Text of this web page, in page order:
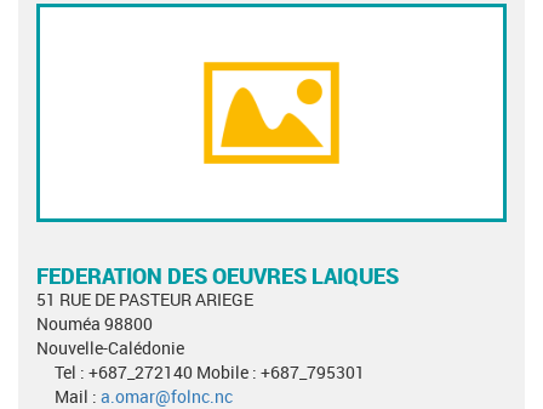
FEDERATION DES OEUVRES LAIQUES
51 RUE DE PASTEUR ARIEGE
Nouméa 98800
Nouvelle-Calédonie
Tel : +687_272140 Mobile : +687_795301
Mail : a.omar@folnc.nc